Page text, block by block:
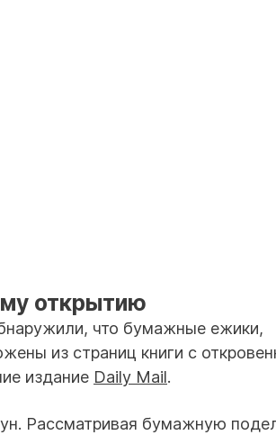
открытию
что бумажные ежики,
из страниц книги с
издание Daily Mail.
Рассматривая бумажную